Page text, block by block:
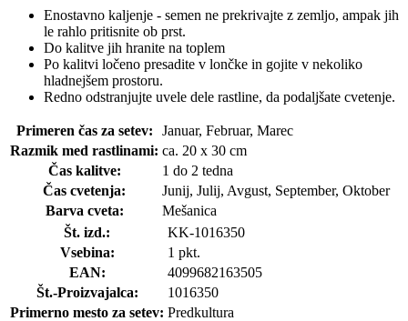
Enostavno kaljenje - semen ne prekrivajte z zemljo, ampak jih
le rahlo pritisnite ob prst.
Do kalitve jih hranite na toplem
Po kalitvi ločeno presadite v lončke in gojite v nekoliko
hladnejšem prostoru.
Redno odstranjujte uvele dele rastline, da podaljšate cvetenje.
Primeren čas za setev:
Januar, Februar, Marec
Razmik med rastlinami: ca. 20 x 30 cm
Čas kalitve:
1 do 2 tedna
Čas cvetenja:
Junij, Julij, Avgust, September, Oktober
Barva cveta:
Mešanica
Št. izd.:
KK-1016350
Vsebina:
1 pkt.
EAN:
4099682163505
Št.-Proizvajalca:
1016350
Primerno mesto za setev: Predkultura